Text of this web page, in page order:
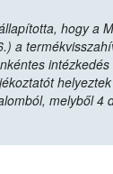
hogy a
a
melyből 4